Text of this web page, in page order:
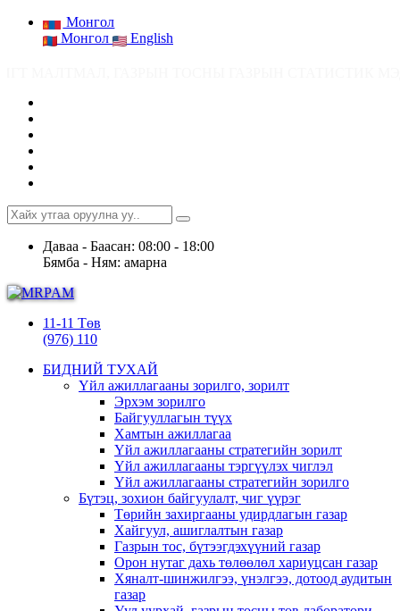
Монгол
Монгол
English
Даваа - Баасан: 08:00 - 18:00
Бямба - Ням: амарна
11-11 Төв
(976) 110
БИДНИЙ ТУХАЙ
Үйл ажиллагааны зорилго, зорилт
Эрхэм зорилго
Байгууллагын түүх
Хамтын ажиллагаа
Үйл ажиллагааны стратегийн зорилт
Үйл ажиллагааны тэргүүлэх чиглэл
Үйл ажиллагааны стратегийн зорилго
Бүтэц, зохион байгуулалт, чиг үүрэг
Төрийн захиргааны удирдлагын газар
Хайгуул, ашиглалтын газар
Газрын тос, бүтээгдэхүүний газар
Орон нутаг дахь төлөөлөл хариуцсан газар
Хяналт-шинжилгээ, үнэлгээ, дотоод аудитын
газар